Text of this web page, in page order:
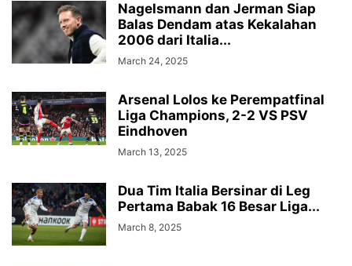
Nagelsmann dan Jerman Siap
Balas Dendam atas Kekalahan
2006 dari Italia...
March 24, 2025
Arsenal Lolos ke Perempatfinal
Liga Champions, 2-2 VS PSV
Eindhoven
March 13, 2025
Dua Tim Italia Bersinar di Leg
Pertama Babak 16 Besar Liga...
March 8, 2025